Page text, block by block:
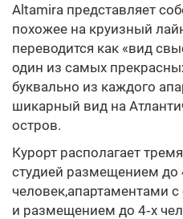
Altamira представляет
похожее на круизный
переводится как «вид
один из самых
буквально из каждого
шикарный вид на
остров.
Курорт располагает
студией размещением до
человек,апартаментами
и размещением до 4‑х